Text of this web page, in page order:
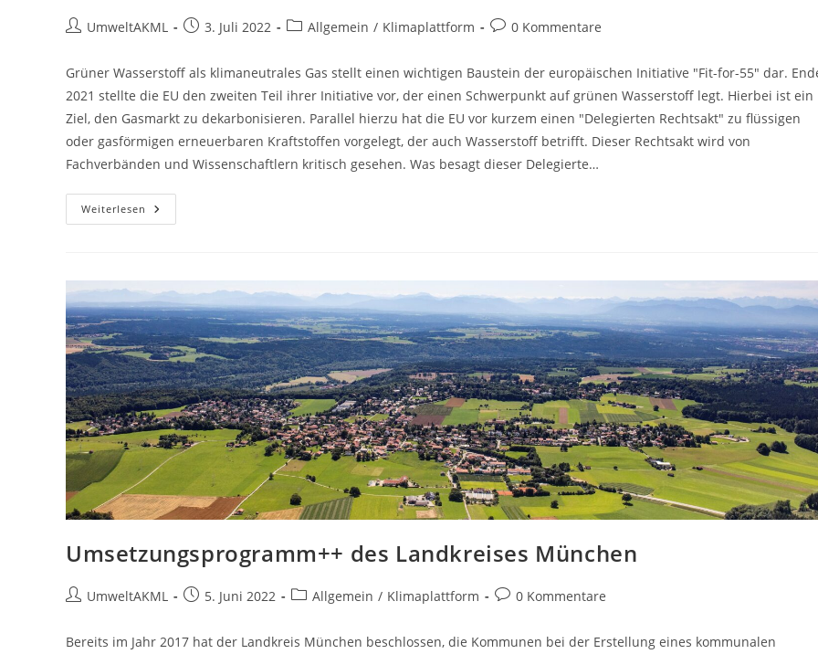
Beitrags-
UmweltAKML
Beitrag3. Juli 2022
Beitrags-
Allgemein / Klimaplattform
Beitrags-
0 Kommentare
Grüner Wasserstoff als klimaneutrales Gas stellt einen wichtigen Baustein der europäischen Initiative "Fit-for-55" dar.
2021 stellte die EU den zweiten Teil ihrer Initiative vor, der einen Schwerpunkt auf grünen Wasserstoff legt. Hierbei ist ein
Ziel, den Gasmarkt zu dekarbonisieren. Parallel hierzu hat die EU vor kurzem einen "Delegierten Rechtsakt" zu flüssigen
oder gasförmigen erneuerbaren Kraftstoffen vorgelegt, der auch Wasserstoff betrifft. Dieser Rechtsakt wird von
Fachverbänden und Wissenschaftlern kritisch gesehen. Was besagt dieser Delegierte…
Weiterlesen Grüner
Wasserstoff
Umsetzungsprogramm++ des Landkreises München
Beitrags-
UmweltAKML
Beitrag5. Juni 2022
Beitrags-
Allgemein / Klimaplattform
Beitrags-
0 Kommentare
Bereits im Jahr 2017 hat der Landkreis München beschlossen, die Kommunen bei der Erstellung eines kommunalen